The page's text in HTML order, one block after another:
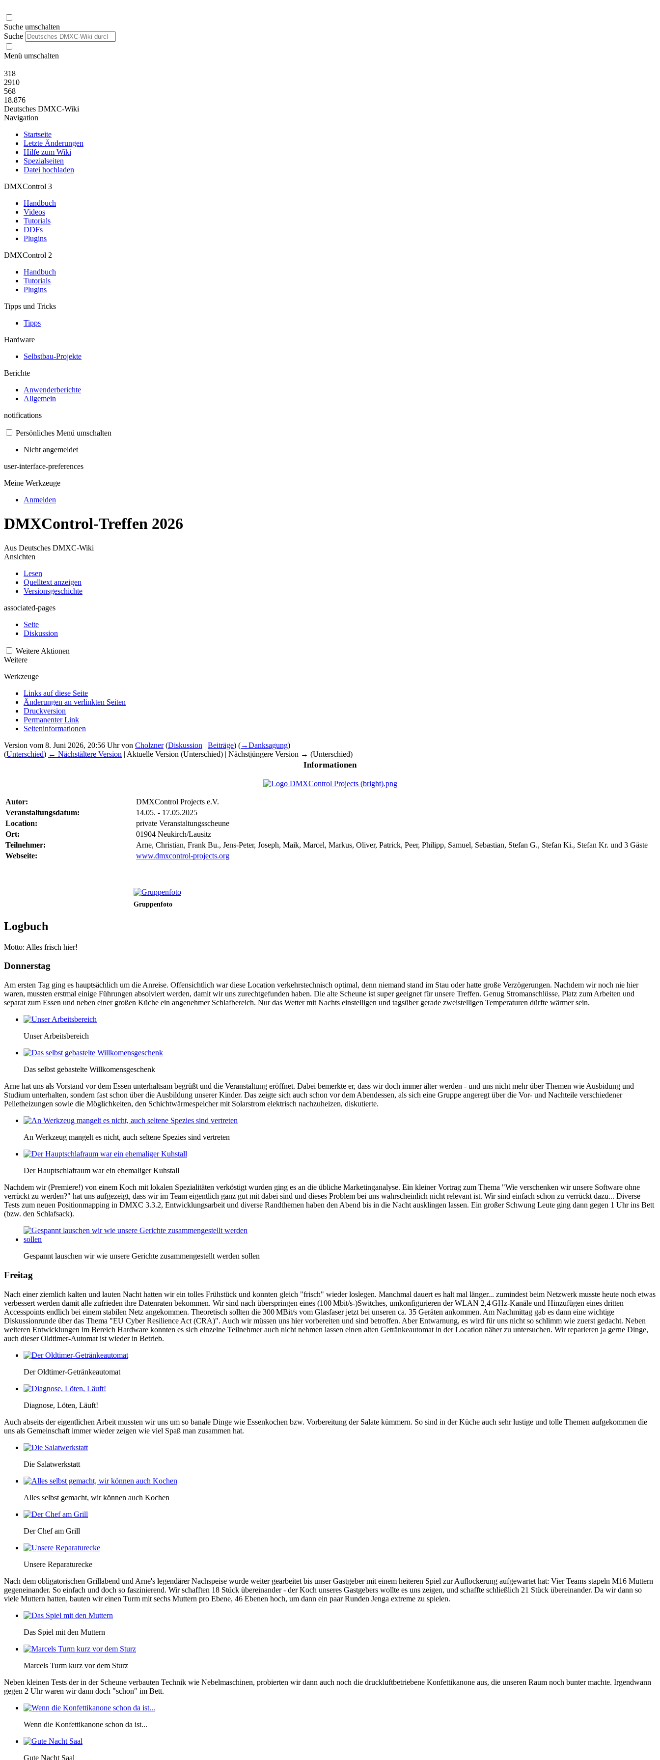
Suche umschalten
Suche
Menü umschalten
318
2910
568
18.876
Deutsches DMXC-Wiki
Navigation
Startseite
Letzte Änderungen
Hilfe zum Wiki
Spezialseiten
Datei hochladen
DMXControl 3
Handbuch
Videos
Tutorials
DDFs
Plugins
DMXControl 2
Handbuch
Tutorials
Plugins
Tipps und Tricks
Tipps
Hardware
Selbstbau-Projekte
Berichte
Anwenderberichte
Allgemein
notifications
Persönliches Menü umschalten
Nicht angemeldet
user-interface-preferences
Meine Werkzeuge
Anmelden
DMXControl-Treffen 2026
Aus Deutsches DMXC-Wiki
Ansichten
Lesen
Quelltext anzeigen
Versionsgeschichte
associated-pages
Seite
Diskussion
Weitere Aktionen
Weitere
Werkzeuge
Links auf diese Seite
Änderungen an verlinkten Seiten
Druckversion
Permanenter Link
Seiten­­informationen
Version vom 8. Juni 2026, 20:56 Uhr von Cholzner (Diskussion | Beiträge) (→‎Danksagung)
(Unterschied) ← Nächstältere Version | Aktuelle Version (Unterschied) | Nächstjüngere Version → (Unterschied)
Informationen
Autor:
DMXControl Projects e.V.
Veranstaltungsdatum:
14.05. - 17.05.2025
Location:
private Veranstaltungsscheune
Ort:
01904 Neukirch/Lausitz
Teilnehmer:
Arne, Christian, Frank Bu., Jens-Peter, Joseph, Maik, Marcel, Markus, Oliver, Patrick, Peer, Philipp, Samuel, Sebastian, Stefan G., Stefan Ki., Stefan Kr. und 3 Gäste
Webseite:
www.dmxcontrol-projects.org
Gruppenfoto
Logbuch
Motto: Alles frisch hier!
Donnerstag
Am ersten Tag ging es hauptsächlich um die Anreise. Offensichtlich war diese Location verkehrstechnisch optimal, denn niemand stand im Stau oder hatte große Verzögerungen. Nachdem wir noch nie hier
waren, mussten erstmal einige Führungen absolviert werden, damit wir uns zurechtgefunden haben. Die alte Scheune ist super geeignet für unsere Treffen. Genug Stromanschlüsse, Platz zum Arbeiten und
separat zum Essen und neben einer großen Küche ein angenehmer Schlafbereich. Nur das Wetter mit Nachts einstelligen und tagsüber gerade zweistelligen Temperaturen dürfte wärmer sein.
Unser Arbeitsbereich
Das selbst gebastelte Willkomensgeschenk
Arne hat uns als Vorstand vor dem Essen unterhaltsam begrüßt und die Veranstaltung eröffnet. Dabei bemerkte er, dass wir doch immer älter werden - und uns nicht mehr über Themen wie Ausbidung und
Studium unterhalten, sondern fast schon über die Ausbildung unserer Kinder. Das zeigte sich auch schon vor dem Abendessen, als sich eine Gruppe angeregt über die Vor- und Nachteile verschiedener
Pelletheizungen sowie die Möglichkeiten, den Schichtwärmespeicher mit Solarstrom elektrisch nachzuheizen, diskutierte.
An Werkzeug mangelt es nicht, auch seltene Spezies sind vertreten
Der Hauptschlafraum war ein ehemaliger Kuhstall
Nachdem wir (Premiere!) von einem Koch mit lokalen Spezialitäten verköstigt wurden ging es an die übliche Marketinganalyse. Ein kleiner Vortrag zum Thema "Wie verschenken wir unsere Software ohne
verrückt zu werden?" hat uns aufgezeigt, dass wir im Team eigentlich ganz gut mit dabei sind und dieses Problem bei uns wahrscheinlich nicht relevant ist. Wir sind einfach schon zu verrückt dazu... Diverse
Tests zum neuen Positionmapping in DMXC 3.3.2, Entwicklungsarbeit und diverse Randthemen haben den Abend bis in die Nacht ausklingen lassen. Ein großer Schwung Leute ging dann gegen 1 Uhr ins Bett
(bzw. den Schlafsack).
Gespannt lauschen wir wie unsere Gerichte zusammengestellt werden sollen
Freitag
Nach einer ziemlich kalten und lauten Nacht hatten wir ein tolles Frühstück und konnten gleich "frisch" wieder loslegen. Manchmal dauert es halt mal länger... zumindest beim Netzwerk musste heute noch etwas
verbessert werden damit alle zufrieden ihre Datenraten bekommen. Wir sind nach überspringen eines (100 Mbit/s-)Switches, umkonfigurieren der WLAN 2,4 GHz-Kanäle und Hinzufügen eines dritten
Accesspoints endlich bei einem stabilen Netz angekommen. Theoretisch sollten die 300 MBit/s vom Glasfaser jetzt bei unseren ca. 35 Geräten ankommen. Am Nachmittag gab es dann eine wichtige
Diskussionrunde über das Thema "EU Cyber Resilience Act (CRA)". Auch wir müssen uns hier vorbereiten und sind betroffen. Aber Entwarnung, es wird für uns nicht so schlimm wie zuerst gedacht. Neben
weiteren Entwicklungen im Bereich Hardware konnten es sich einzelne Teilnehmer auch nicht nehmen lassen einen alten Getränkeautomat in der Location näher zu untersuchen. Wir reparieren ja gerne Dinge,
auch dieser Oldtimer-Automat ist wieder in Betrieb.
Der Oldtimer-Getränkeautomat
Diagnose, Löten, Läuft!
Auch abseits der eigentlichen Arbeit mussten wir uns um so banale Dinge wie Essenkochen bzw. Vorbereitung der Salate kümmern. So sind in der Küche auch sehr lustige und tolle Themen aufgekommen die
uns als Gemeinschaft immer wieder zeigen wie viel Spaß man zusammen hat.
Die Salatwerkstatt
Alles selbst gemacht, wir können auch Kochen
Der Chef am Grill
Unsere Reparaturecke
Nach dem obligatorischen Grillabend und Arne's legendärer Nachspeise wurde weiter gearbeitet bis unser Gastgeber mit einem heiteren Spiel zur Auflockerung aufgewartet hat: Vier Teams stapeln M16 Muttern
gegeneinander. So einfach und doch so faszinierend. Wir schafften 18 Stück übereinander - der Koch unseres Gastgebers wollte es uns zeigen, und schaffte schließlich 21 Stück übereinander. Da wir dann so
viele Muttern hatten, bauten wir einen Turm mit sechs Muttern pro Ebene, 46 Ebenen hoch, um dann ein paar Runden Jenga extreme zu spielen.
Das Spiel mit den Muttern
Marcels Turm kurz vor dem Sturz
Neben kleinen Tests der in der Scheune verbauten Technik wie Nebelmaschinen, probierten wir dann auch noch die druckluftbetriebene Konfettikanone aus, die unseren Raum noch bunter machte. Irgendwann
gegen 2 Uhr waren wir dann doch "schon" im Bett.
Wenn die Konfettikanone schon da ist...
Gute Nacht Saal